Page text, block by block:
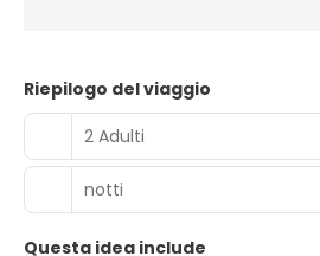
Riepilogo del viaggio
2 Adulti
notti
Questa idea include